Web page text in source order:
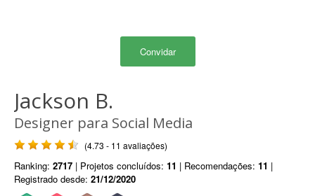
Convidar
Jackson B.
Designer para Social Media
(4.73 - 11 avaliações)
Ranking: 2717 | Projetos concluídos: 11 | Recomendações: 11 |
Registrado desde: 21/12/2020